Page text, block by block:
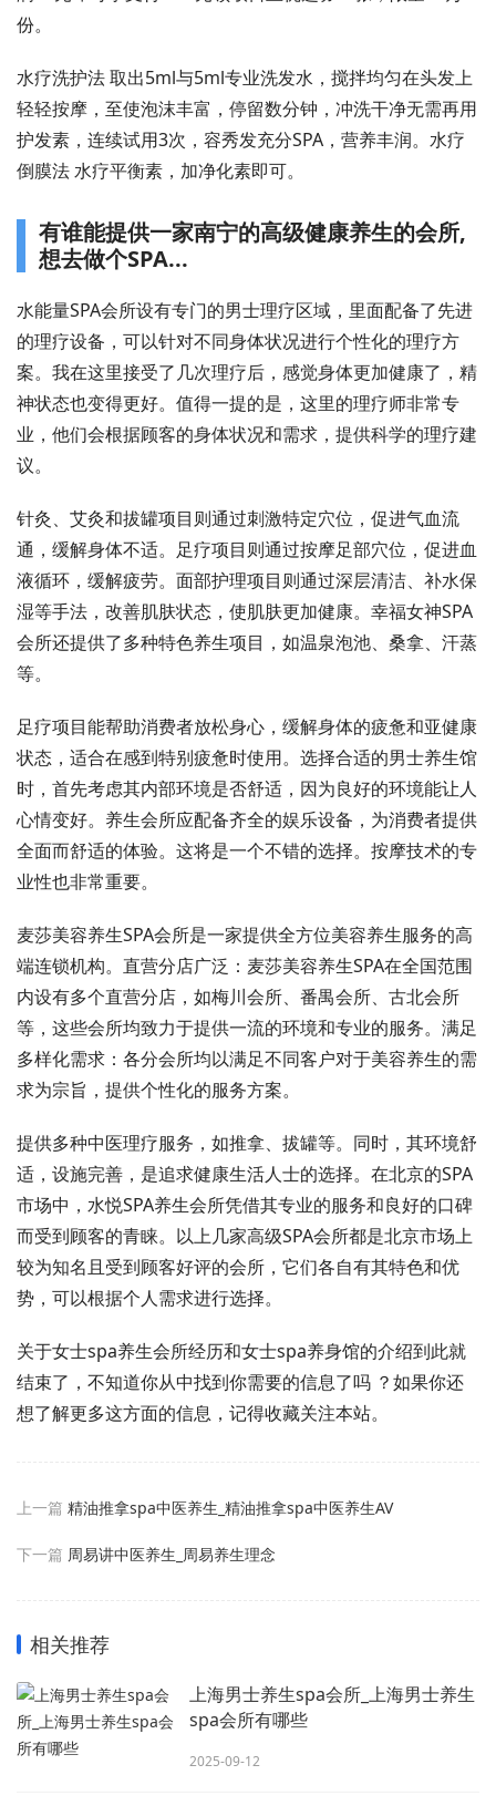
份。
水疗洗护法 取出5ml与5ml专业洗发水，搅拌均匀在头发上
轻轻按摩，至使泡沫丰富，停留数分钟，冲洗干净无需再用
护发素，连续试用3次，容秀发充分SPA，营养丰润。水疗
倒膜法 水疗平衡素，加净化素即可。
有谁能提供一家南宁的高级健康养生的会所,
想去做个SPA...
水能量SPA会所设有专门的男士理疗区域，里面配备了先进
的理疗设备，可以针对不同身体状况进行个性化的理疗方
案。我在这里接受了几次理疗后，感觉身体更加健康了，精
神状态也变得更好。值得一提的是，这里的理疗师非常专
业，他们会根据顾客的身体状况和需求，提供科学的理疗建
议。
针灸、艾灸和拔罐项目则通过刺激特定穴位，促进气血流
通，缓解身体不适。足疗项目则通过按摩足部穴位，促进血
液循环，缓解疲劳。面部护理项目则通过深层清洁、补水保
湿等手法，改善肌肤状态，使肌肤更加健康。幸福女神SPA
会所还提供了多种特色养生项目，如温泉泡池、桑拿、汗蒸
等。
足疗项目能帮助消费者放松身心，缓解身体的疲惫和亚健康
状态，适合在感到特别疲惫时使用。选择合适的男士养生馆
时，首先考虑其内部环境是否舒适，因为良好的环境能让人
心情变好。养生会所应配备齐全的娱乐设备，为消费者提供
全面而舒适的体验。这将是一个不错的选择。按摩技术的专
业性也非常重要。
麦莎美容养生SPA会所是一家提供全方位美容养生服务的高
端连锁机构。直营分店广泛：麦莎美容养生SPA在全国范围
内设有多个直营分店，如梅川会所、番禺会所、古北会所
等，这些会所均致力于提供一流的环境和专业的服务。满足
多样化需求：各分会所均以满足不同客户对于美容养生的需
求为宗旨，提供个性化的服务方案。
提供多种中医理疗服务，如推拿、拔罐等。同时，其环境舒
适，设施完善，是追求健康生活人士的选择。在北京的SPA
市场中，水悦SPA养生会所凭借其专业的服务和良好的口碑
而受到顾客的青睐。以上几家高级SPA会所都是北京市场上
较为知名且受到顾客好评的会所，它们各自有其特色和优
势，可以根据个人需求进行选择。
关于女士spa养生会所经历和女士spa养身馆的介绍到此就
结束了，不知道你从中找到你需要的信息了吗 ？如果你还
想了解更多这方面的信息，记得收藏关注本站。
上一篇 精油推拿spa中医养生_精油推拿spa中医养生AV
下一篇 周易讲中医养生_周易养生理念
相关推荐
上海男士养生spa会所_上海男士养生
spa会所有哪些
2025-09-12